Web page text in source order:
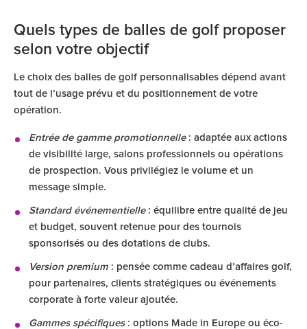
Quels types de balles de golf proposer
selon votre objectif
Le choix des balles de golf personnalisables dépend avant
tout de l’usage prévu et du positionnement de votre
opération.
Entrée de gamme promotionnelle: adaptée aux actions
de visibilité large, salons professionnels ou opérations
de prospection. Vous privilégiez le volume et un
message simple.
Standard événementielle: équilibre entre qualité de jeu
et budget, souvent retenue pour des tournois
sponsorisés ou des dotations de clubs.
Version premium : pensée comme cadeau d’affaires golf,
pour partenaires, clients stratégiques ou événements
corporate à forte valeur ajoutée.
Gammes spécifiques: options Made in Europe ou éco-